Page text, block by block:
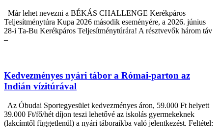
Már lehet nevezni a BÉKÁS CHALLENGE Kerékpáros
Teljesítménytúra Kupa 2026 második eseményére, a 2026. június
28-i Ta-Bu Kerékpáros Teljesítménytúrára! A résztvevők három táv
–
Kedvezményes nyári tábor a Római-parton az
Indián vízitúrával
Az Óbudai Sportegyesület kedvezményes áron, 59.000 Ft helyett
39.000 Ft/fő/hét díjon teszi lehetővé az iskolás gyermekeknek
(lakcímtől függetlenül) a nyári táboraikba való jelentkezést. Feltétel: